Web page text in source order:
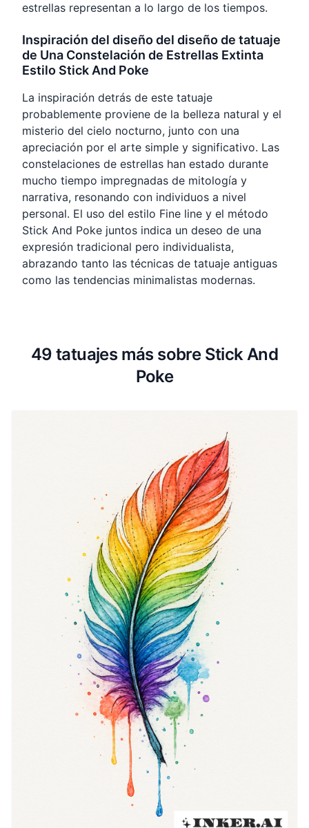
estrellas representan a lo largo de los tiempos.
Inspiración del diseño del diseño de tatuaje
de Una Constelación de Estrellas Extinta
Estilo Stick And Poke
La inspiración detrás de este tatuaje
probablemente proviene de la belleza natural y el
misterio del cielo nocturno, junto con una
apreciación por el arte simple y significativo. Las
constelaciones de estrellas han estado durante
mucho tiempo impregnadas de mitología y
narrativa, resonando con individuos a nivel
personal. El uso del estilo Fine line y el método
Stick And Poke juntos indica un deseo de una
expresión tradicional pero individualista,
abrazando tanto las técnicas de tatuaje antiguas
como las tendencias minimalistas modernas.
49 tatuajes más sobre Stick And
Poke